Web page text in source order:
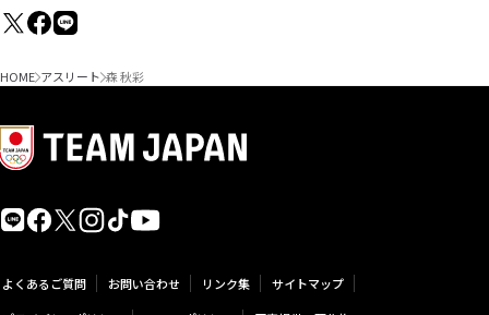
HOME アスリート 森 秋彩
よくあるご質問 お問い合わせ リンク集
サイトマップ